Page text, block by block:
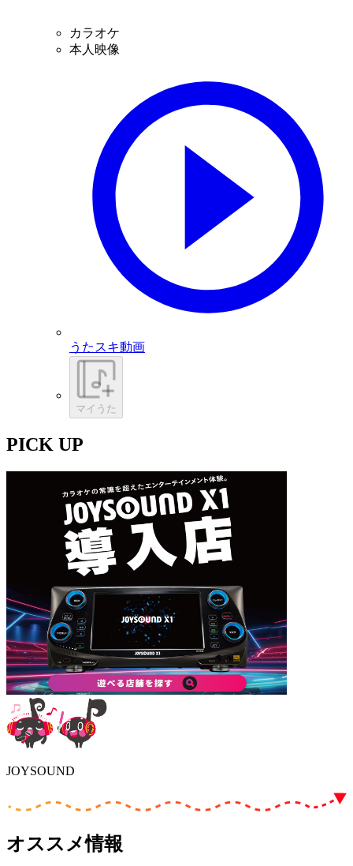
カラオケ
本人映像
うたスキ動画
マイうた
PICK UP
JOYSOUND
オススメ情報